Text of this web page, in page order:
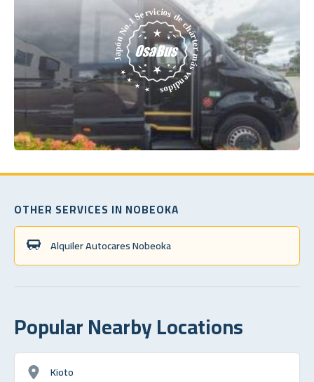
OTHER SERVICES IN NOBEOKA
Alquiler Autocares Nobeoka
Popular Nearby Locations
Kioto